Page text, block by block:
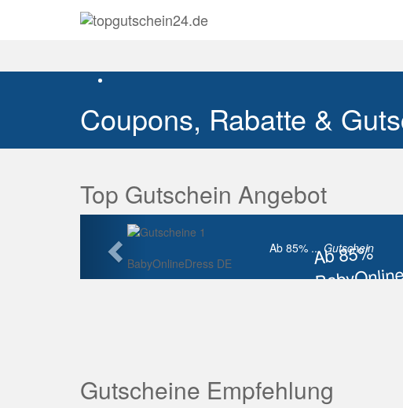
Coupons, Rabatte &
Top Gutschein Angebot
Ab 85%
Ab 85% ... Gutschein
BabyOnlineDress DE
Vorherige
Gutscheine Empfehlung